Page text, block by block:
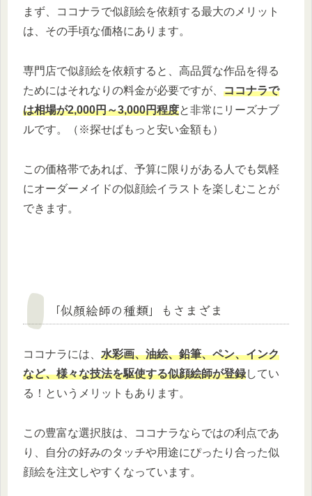
まず、ココナラで似顔絵を依頼する最大のメリット
は、その手頃な価格にあります。
専門店で似顔絵を依頼すると、高品質な作品を得る
ためにはそれなりの料金が必要ですが、 ココナラで
は相場が2,000円～3,000円程度と非常にリーズナブ
ルです。（※探せばもっと安い金額も）
この価格帯であれば、予算に限りがある人でも気軽
にオーダーメイドの似顔絵イラストを楽しむことが
できます。
「似顔絵師の種類」もさまざま
ココナラには、 水彩画、油絵、鉛筆、ペン、インク
など、様々な技法を駆使する似顔絵師が登録してい
る！というメリットもあります。
この豊富な選択肢は、ココナラならではの利点であ
り、自分の好みのタッチや用途にぴったり合った似
顔絵を注文しやすくなっています。